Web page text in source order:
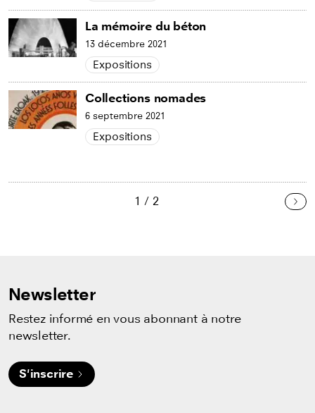
La mémoire du béton
13 décembre 2021
Expositions
Collections nomades
6 septembre 2021
Expositions
1 / 2
Newsletter
Restez informé en vous abonnant à notre
newsletter.
S'inscrire